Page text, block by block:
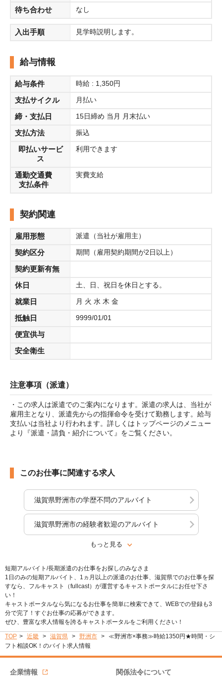
待ち合わせ なし
入出手順 見学時説明します。
給与情報
給与条件 時給 : 1,350円
支払サイクル 月払い
締・支払日 15日締め 当月 月末払い
支払方法 振込
即払いサービ
ス
利用できます
通勤交通費
支払条件
実費支給
契約関連
雇用形態 派遣（当社が雇用主）
契約区分 期間（雇用契約期間が2日以上）
契約更新有無
休日
土、日、祝日を休日とする。
就業日 月 火 水 木 金
抵触日 9999/01/01
便宜供与
安全衛生
注意事項（派遣）
・この求人は派遣でのご案内になります。派遣の求人は、当社が
雇用主となり、派遣先からの指揮命令を受けて勤務します。給与
支払いは当社より行われます。詳しくはトップページのメニュー
より『派遣・請負・紹介について』をご覧ください。
このお仕事に関連する求人
滋賀県野洲市の学歴不問のアルバイト
滋賀県野洲市の経験者歓迎のアルバイト
もっと見る
短期アルバイト/長期派遣のお仕事をお探しのみなさま
1日のみの短期アルバイト、1ヵ月以上の派遣のお仕事、滋賀県でのお仕事を探
すなら、フルキャスト（fullcast）が運営するキャストポータルにお任せ下さ
い！
キャストポータルなら気になるお仕事を簡単に検索できて、WEBでの登録も3
分で完了！すぐお仕事の応募ができます。
ぜひ、豊富な求人情報を誇るキャストポータルをご利用ください！
TOP 近畿 滋賀県 野洲市
≪野洲市×事務≫時給1350円★時間・シ
フト相談OK！のバイト求人情報
企業情報 関係法令について